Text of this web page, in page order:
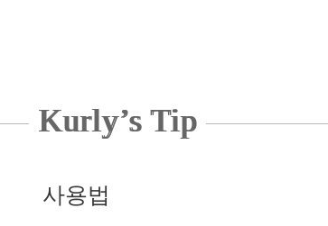
Kurly’s Tip
사용법